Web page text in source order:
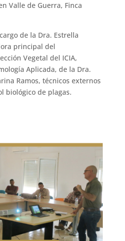
Valle de Guerra, Finca
de la Dra. Estrella
principal del
Vegetal del ICIA,
Aplicada, de la Dra.
Ramos, técnicos externos
biológico de plagas.